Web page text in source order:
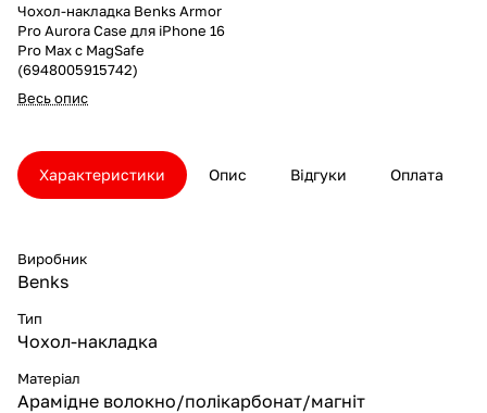
Чохол-накладка Benks Armor
Pro Aurora Case для iPhone 16
Pro Max с MagSafe
(6948005915742)
Весь опис
Характеристики Опис Відгуки Оплата
Виробник
Benks
Тип
Чохол-накладка
Матеріал
Арамідне волокно/полікарбонат/магніт